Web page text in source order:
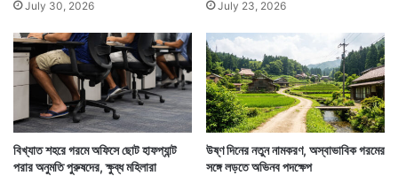
এটা শোনার পর ওই মহিলা তাঁর সঙ্গে ঝগড়া করতে পারতেন। অন্য
কোনও পদক্ষেপও নিতে পারতেন। কিন্তু তিনি সেসব রাস্তায় না
হেঁটে এক আজব রাস্তায় হাঁটেন।
ন
ম
হি
ত্রী
July 30, 2026 July 23, 2026
বিখ্যাত শহরে গরমে অফিসে ছোট হাফপ্যান্ট
পরার অনুমতি পুরুষদের, ক্ষুব্ধ মহিলারা
উষ্ণ দিনের নতুন নামকরণ, অস্বাভাবিক গরমের
সঙ্গে লড়তে অভিনব পদক্ষেপ